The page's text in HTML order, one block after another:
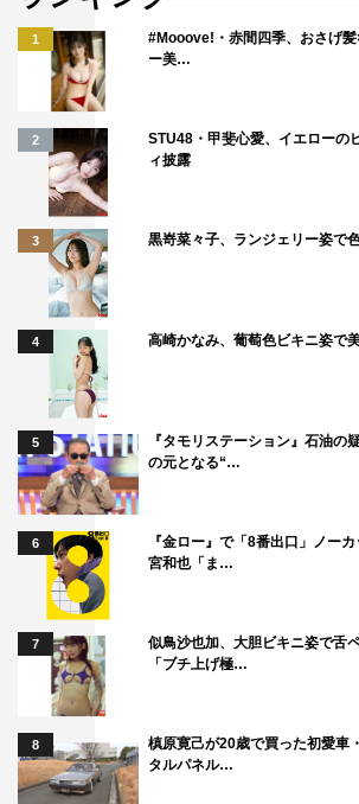
©AbemaTV
AbemaTV パンサー
向井慧
1
#Mooove!・赤間四季、おさげ
ー美…
2
STU48・甲斐心愛、イエローの
ィ披露
3 黒嵜菜々子、ランジェリー姿で
4 高崎かなみ、葡萄色ビキニ姿で
5
『タモリステーション』石油
の元となる“…
6
『金ロー』で「8番出口」ノー
宮和也「ま…
7
似鳥沙也加、大胆ビキニ姿で舌
「ブチ上げ極…
8
槙原寛己が20歳で買った初愛車
タルパネル…